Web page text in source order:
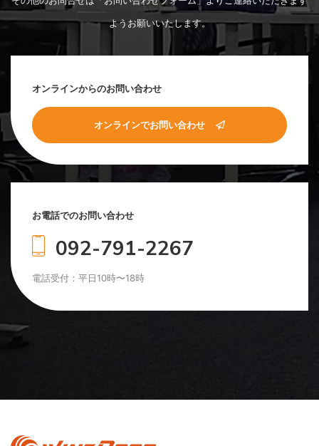
ようお願いいたします。
オンラインからのお問い合わせ
オンラインでお問い合わせ
お電話でのお問い合わせ
092-791-2267
電話受付：平日10時〜18時